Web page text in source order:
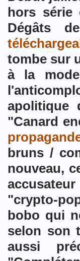
hors série
Dégâts
tombe sur
à la
apolitique
"Canard
bruns /
nouveau,
"crypto-
bobo qui
selon son
aussi